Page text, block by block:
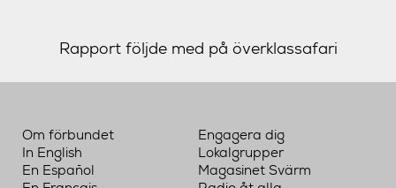
Rapport följde med på överklassafari
Om förbundet
In English
En Español
Engagera dig
Lokalgrupper
Magasinet Svärm